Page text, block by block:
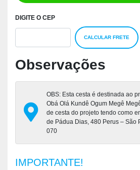
DIGITE O CEP
CALCULAR FRETE
Observações
OBS: Esta cesta é destinada ao
Obá Olá Kundê Ogum Megê
de cesta do projeto tendo como
de Pádua Dias, 480 Perus – São
070
IMPORTANTE!